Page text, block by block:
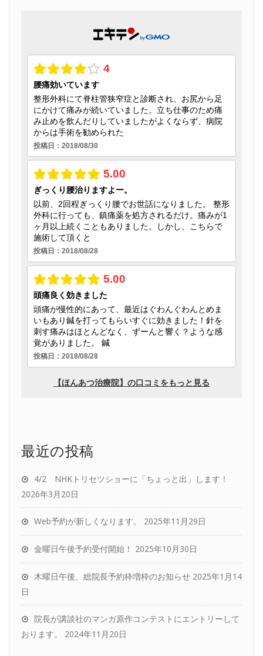
最近の投稿
4/2 NHKトリセツショーに「ちょっと出」します！
2026年3月20日
Web予約が新しくなります。 2025年11月29日
金曜日午後予約受付開始！ 2025年10月30日
木曜日午後、総院長予約枠増枠のお知らせ 2025年1月14
日
院長が講談社のマンガ原作コンテストにエントリーして
おります。
2024年11月20日